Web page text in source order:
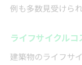
例も多数見受けられ
ライフサイクル
建築物のライフサ